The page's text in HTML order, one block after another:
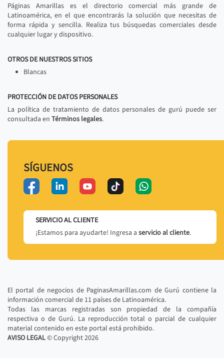
Páginas Amarillas es el directorio comercial más grande de
Latinoamérica, en el que encontrarás la solución que necesitas de
forma rápida y sencilla. Realiza tus búsquedas comerciales desde
cualquier lugar y dispositivo.
OTROS DE NUESTROS SITIOS
Blancas
PROTECCIÓN DE DATOS PERSONALES
La política de tratamiento de datos personales de gurú puede ser
consultada en Términos legales.
SÍGUENOS
SERVICIO AL CLIENTE
¡Estamos para ayudarte! Ingresa a servicio al cliente.
El portal de negocios de PaginasAmarillas.com de Gurú contiene la
información comercial de 11 países de Latinoamérica.
Todas las marcas registradas son propiedad de la compañía
respectiva o de Gurú. La reproducción total o parcial de cualquier
material contenido en este portal está prohibido.
AVISO LEGAL© Copyright2026